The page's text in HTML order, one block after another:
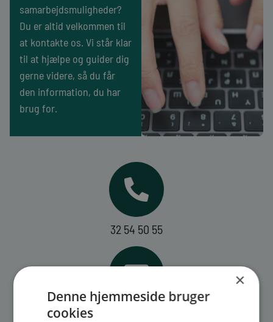
samarbejdsmuligheder?
Du er altid velkommen til
at kontakte os. Vi står klar
til at hjælpe og guider dig
gerne videre, så du får
den information, du har
brug for.
32 54 50 55
×
Denne hjemmeside bruger
cookies